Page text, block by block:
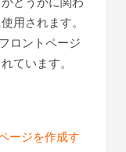
用されます。
ロントページ
ています。
ージを作成す